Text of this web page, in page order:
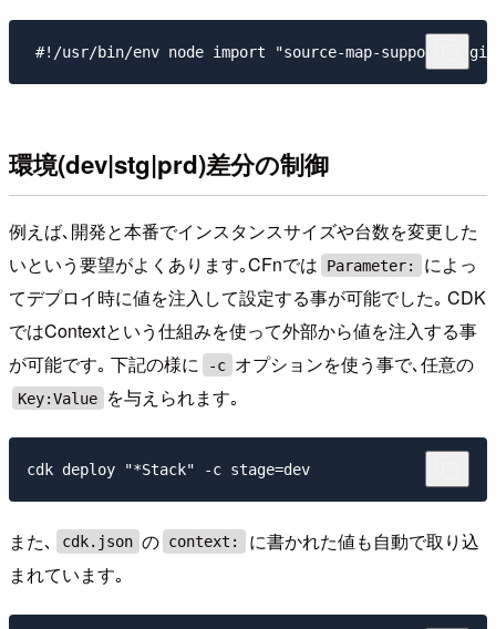
#!/usr/bin/env node import "source-map-support/
環境(dev|stg|prd)差分の制御
例えば､開発と本番でインスタンスサイズや台数を変更した
いという要望がよくあります｡CFnでは
Parameter:
によっ
てデプロイ時に値を注入して設定する事が可能でした｡ CDK
ではContextという仕組みを使って外部から値を注入する事
が可能です｡ 下記の様に
-c オプションを使う事で､任意の
Key:Value を与えられます｡
また､ cdk.json の context:
に書かれた値も自動で取り込
まれています｡